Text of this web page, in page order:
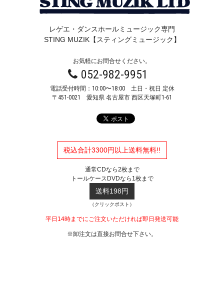
レゲエ・ダンスホールミュージック専門
STING MUZIK【スティングミュージック】
お気軽にお問合せください。
052-982-9951
電話受付時間：10:00〜18:00 土日・祝日 定休
〒451-0021 愛知県 名古屋市 西区天塚町1-61
税込合計3300円以上送料無料!!
通常CDなら2枚まで
トールケースDVDなら1枚まで
送料198円
（クリックポスト）
平日14時までにご注文いただければ即日発送可能
※卸注文は直接お問合せ下さい。